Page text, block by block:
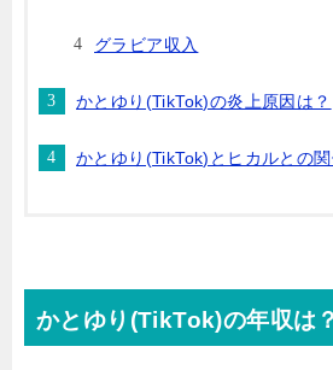
グラビア収入
かとゆり(TikTok)の炎上原因は？
かとゆり(TikTok)とヒカルとの関
かとゆり(TikTok)の年収は？